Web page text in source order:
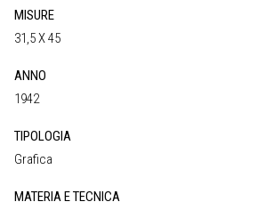
MISURE
31,5 X 45
ANNO
1942
TIPOLOGIA
Grafica
MATERIA E TECNICA